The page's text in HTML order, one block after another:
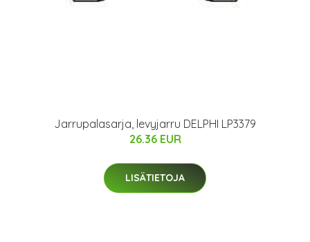
Jarrupalasarja, levyjarru DELPHI LP3379
26.36 EUR
LISÄTIETOJA